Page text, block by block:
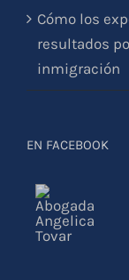
Cómo los
resultados
inmigración
EN FACEBOOK